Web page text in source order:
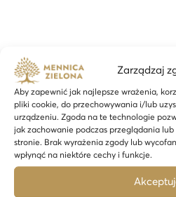
Zarządzaj
Aby zapewnić jak najlepsze wrażenia,
pliki cookie, do przechowywania i/lub
urządzeniu. Zgoda na te technologie
jak zachowanie podczas przeglądania
stronie. Brak wyrażenia zgody lub
wpłynąć na niektóre cechy i funkcje.
Podobne